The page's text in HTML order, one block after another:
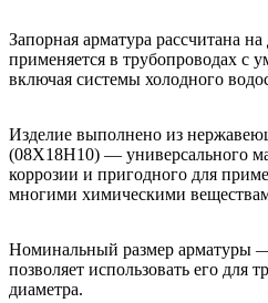
Запорная арматура рассчитана
применяется в трубопроводах с
включая системы холодного
Изделие выполнено из
(08Х18Н10) — универсального
коррозии и пригодного для
многими химическими
Номинальный размер арматуры
позволяет использовать его для
диаметра.